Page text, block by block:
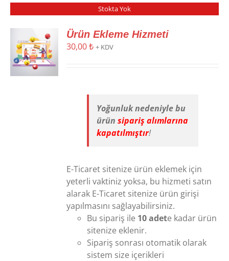
Stokta Yok
Ürün Ekleme Hizmeti
30,00₺ + KDV
Yoğunluk nedeniyle bu
ürün sipariş alımlarına
kapatılmıştır!
E-Ticaret sitenize ürün eklemek için
yeterli vaktiniz yoksa, bu hizmeti satın
alarak E-Ticaret sitenize ürün girişi
yapılmasını sağlayabilirsiniz.
Bu sipariş ile 10 adete kadar ürün
sitenize eklenir.
Sipariş sonrası otomatik olarak
sistem size içerikleri